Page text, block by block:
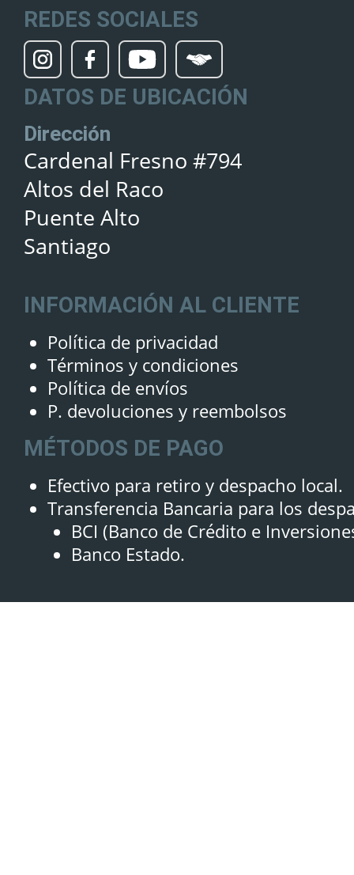
REDES SOCIALES
DATOS DE UBICACIÓN
Dirección
Cardenal Fresno #794
Altos del Raco
Puente Alto
Santiago
INFORMACIÓN AL CLIENTE
Política de privacidad
Términos y condiciones
Política de envíos
P. devoluciones y reembolsos
MÉTODOS DE PAGO
Efectivo para retiro y despacho local.
Transferencia Bancaria para los
BCI (Banco de Crédito e
Banco Estado.